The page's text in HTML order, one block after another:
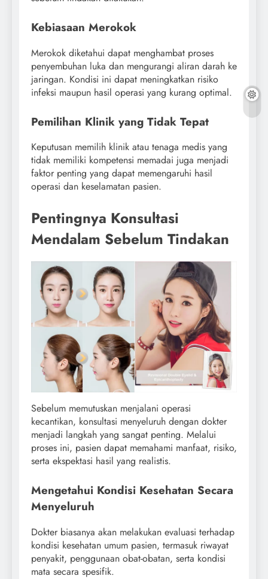
Kebiasaan Merokok
Merokok diketahui dapat menghambat proses
penyembuhan luka dan mengurangi aliran darah ke
jaringan. Kondisi ini dapat meningkatkan risiko
infeksi maupun hasil operasi yang kurang optimal.
Pemilihan Klinik yang Tidak Tepat
Keputusan memilih klinik atau tenaga medis yang
tidak memiliki kompetensi memadai juga menjadi
faktor penting yang dapat memengaruhi hasil
operasi dan keselamatan pasien.
Pentingnya Konsultasi
Mendalam Sebelum Tindakan
Sebelum memutuskan menjalani operasi
kecantikan, konsultasi menyeluruh dengan dokter
menjadi langkah yang sangat penting. Melalui
proses ini, pasien dapat memahami manfaat, risiko,
serta ekspektasi hasil yang realistis.
Mengetahui Kondisi Kesehatan Secara
Menyeluruh
Dokter biasanya akan melakukan evaluasi terhadap
kondisi kesehatan umum pasien, termasuk riwayat
penyakit, penggunaan obat-obatan, serta kondisi
mata secara spesifik.